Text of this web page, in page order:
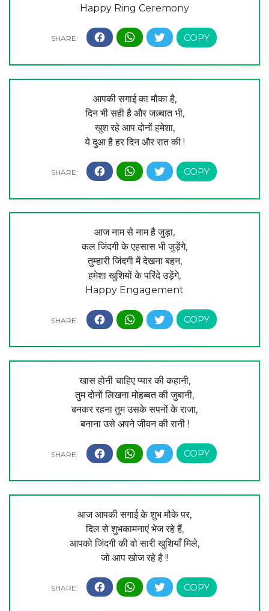
Happy Ring Ceremony
आपकी सगाई का मौका है,
दिन भी सही है और जज़्बात भी,
खुश रहे आप दोनों हमेशा,
ये दुआ है हर दिन और रात की !
आज नाम से नाम है जुड़ा,
कल जिंदगी के एहसास भी जुड़ेंगे,
तुम्हारी जिंदगी में देखना बहन,
हमेशा खुशियों के परिंदे उड़ेंगे,
Happy Engagement
खास होनी चाहिए प्यार की कहानी,
तुम दोनों लिखना मोहब्बत की जुबानी,
बनकर रहना तुम उसके सपनों के राजा,
बनाना उसे अपने जीवन की रानी !
आज आपकी सगाई के शुभ मौके पर,
दिल से शुभकामनाएं भेज रहे हैं,
आपको जिंदगी की वो सारी खुशियाँ मिले,
जो आप खोज रहे है !!